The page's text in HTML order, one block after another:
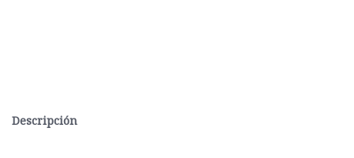
Descripción